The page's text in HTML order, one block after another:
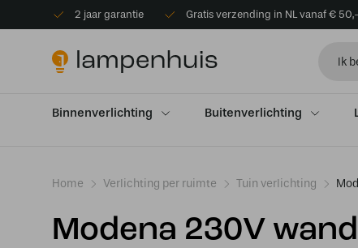
2 jaar garantie Gratis verzending in NL vanaf € 50,-
Binnenverlichting Buitenverlichting
Home Verlichting per ruimte Tuin verlichting
Modena 230V